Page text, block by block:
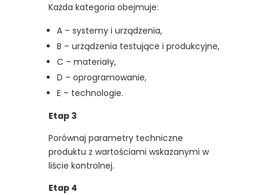
Każda kategoria obejmuje:
A – systemy i urządzenia,
B – urządzenia testujące i produkcyjne,
C – materiały,
D – oprogramowanie,
E – technologie.
Etap 3
Porównaj parametry techniczne
produktu z wartościami wskazanymi w
liście kontrolnej.
Etap 4